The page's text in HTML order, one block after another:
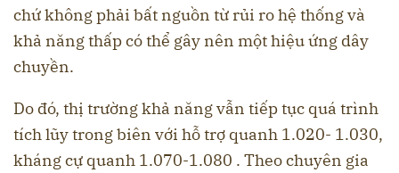
chứ không phải bất nguồn từ rủi ro hệ thống và
khả năng thấp có thể gây nên một hiệu ứng dây
chuyền.
Do đó, thị trường khả năng vẫn tiếp tục quá trình
tích lũy trong biên với hỗ trợ quanh 1.020- 1.030,
kháng cự quanh 1.070-1.080 . Theo chuyên gia